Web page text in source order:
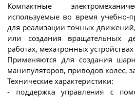
Компактные
используемые во время учебно-
для реализации точных
или создания вращательных
работах, мехатронных
Применяются для создания
манипуляторов, приводов колес,
Технические характеристики:
- поддержка управления с